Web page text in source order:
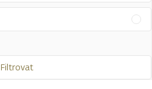
Filtrovat